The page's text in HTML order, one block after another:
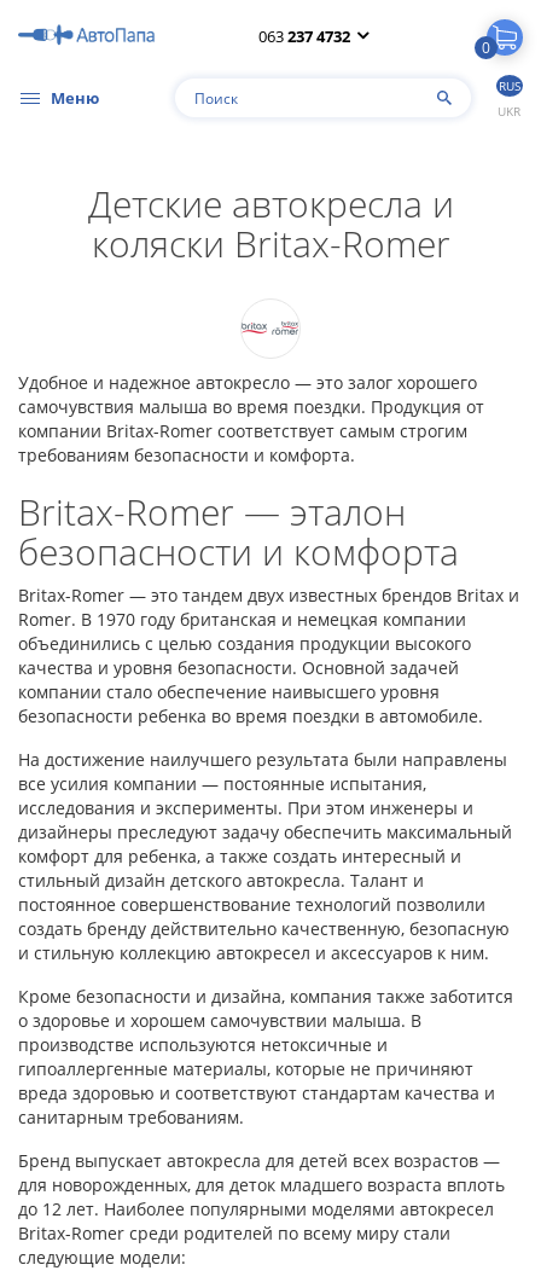
063237 4732
0
Меню
RUS
UKR
Детские автокресла и
коляски Britax-Romer
Удобное и надежное автокресло — это залог хорошего
самочувствия малыша во время поездки. Продукция от
компании Britax-Romer соответствует самым строгим
требованиям безопасности и комфорта.
Britax-Romer — эталон
безопасности и комфорта
Britax-Romer — это тандем двух известных брендов Britax и
Romer. В 1970 году британская и немецкая компании
объединились с целью создания продукции высокого
качества и уровня безопасности. Основной задачей
компании стало обеспечение наивысшего уровня
безопасности ребенка во время поездки в автомобиле.
На достижение наилучшего результата были направлены
все усилия компании — постоянные испытания,
исследования и эксперименты. При этом инженеры и
дизайнеры преследуют задачу обеспечить максимальный
комфорт для ребенка, а также создать интересный и
стильный дизайн детского автокресла. Талант и
постоянное совершенствование технологий позволили
создать бренду действительно качественную, безопасную
и стильную коллекцию автокресел и аксессуаров к ним.
Кроме безопасности и дизайна, компания также заботится
о здоровье и хорошем самочувствии малыша. В
производстве используются нетоксичные и
гипоаллергенные материалы, которые не причиняют
вреда здоровью и соответствуют стандартам качества и
санитарным требованиям.
Бренд выпускает автокресла для детей всех возрастов —
для новорожденных, для деток младшего возраста вплоть
до 12 лет. Наиболее популярными моделями автокресел
Britax-Romer среди родителей по всему миру стали
следующие модели: